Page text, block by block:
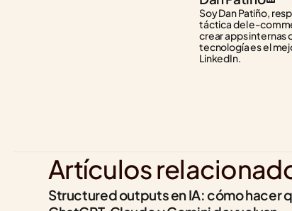
Soy Dan Patiño,
táctica del e-
crear apps internas
tecnología es el
LinkedIn.
Artículos
Structured outputs en IA: cómo hacer